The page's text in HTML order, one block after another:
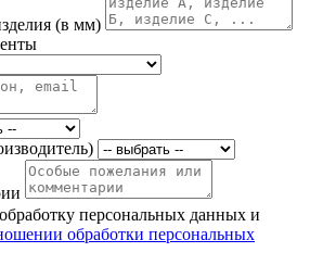
(в мм)
персональных данных и
обработки персональных